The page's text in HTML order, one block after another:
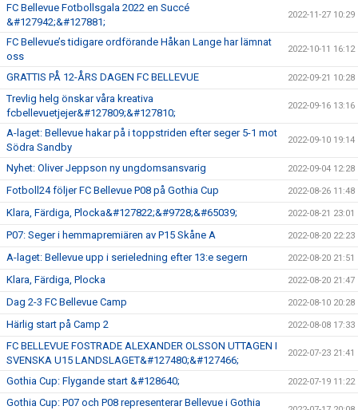
FC Bellevue Fotbollsgala 2022 en Succé
&#127942;&#127881;
2022-11-27 10:29
FC Bellevue’s tidigare ordförande Håkan Lange har lämnat
oss
2022-10-11 16:12
GRATTIS PÅ 12-ÅRS DAGEN FC BELLEVUE 2022-09-21 10:28
Trevlig helg önskar våra kreativa
fcbellevuetjejer&#127809;&#127810;
2022-09-16 13:16
A-laget: Bellevue hakar på i toppstriden efter seger 5-1 mot
Södra Sandby
2022-09-10 19:14
Nyhet: Oliver Jeppson ny ungdomsansvarig 2022-09-04 12:28
Fotboll24 följer FC Bellevue P08 på Gothia Cup 2022-08-26 11:48
Klara, Färdiga, Plocka&#127822;&#9728;&#65039; 2022-08-21 23:01
P07: Seger i hemmapremiären av P15 Skåne A 2022-08-20 22:23
A-laget: Bellevue upp i serieledning efter 13:e segern 2022-08-20 21:51
Klara, Färdiga, Plocka 2022-08-20 21:47
Dag 2-3 FC Bellevue Camp 2022-08-10 20:28
Härlig start på Camp 2 2022-08-08 17:33
FC BELLEVUE FOSTRADE ALEXANDER OLSSON UTTAGEN I
SVENSKA U15 LANDSLAGET&#127480;&#127466;
2022-07-23 21:41
Gothia Cup: Flygande start &#128640; 2022-07-19 11:22
Gothia Cup: P07 och P08 representerar Bellevue i Gothia